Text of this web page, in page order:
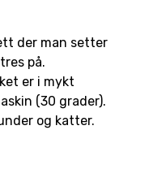
der man setter
på.
er i mykt
(30 grader).
og katter.